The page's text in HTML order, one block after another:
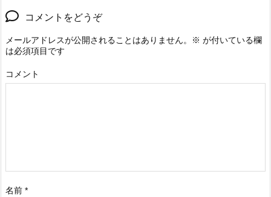
コメントをどうぞ
メールアドレスが公開されることはありません。 ※ が付いている欄
は必須項目です
コメント
名前 *